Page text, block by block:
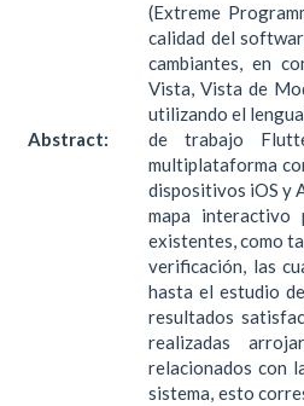
Abstract:
(Extreme
calidad del
cambiantes, en
Vista, Vista de
utilizando el
de trabajo
multiplataforma
dispositivos iOS y
mapa interactivo
existentes, como
verificación, las
hasta el estudio
resultados
realizadas
relacionados con
sistema, esto